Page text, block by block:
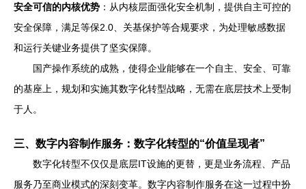
安全可信的内核优势 ：从内核层面强化安全机制，提供自主可控的
安全保障，满足等保2.0、关基保护等合规要求，为处理敏感数据
和运行关键业务提供了坚实保障。
国产操作系统的成熟，使得企业能够在一个自主、安全、可靠
的基座上，规划和实施其数字化转型战略，无需在底层技术上受制
于人。
三、数字内容制作服务：数字化转型的“价值呈现者”
数字化转型不仅仅是底层IT设施的更替，更是业务流程、产品
服务乃至商业模式的深刻变革。数字内容制作服务在这一过程中扮